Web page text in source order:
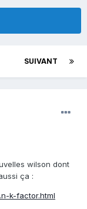
SUIVANT
wilson dont
ça :
k-factor.html